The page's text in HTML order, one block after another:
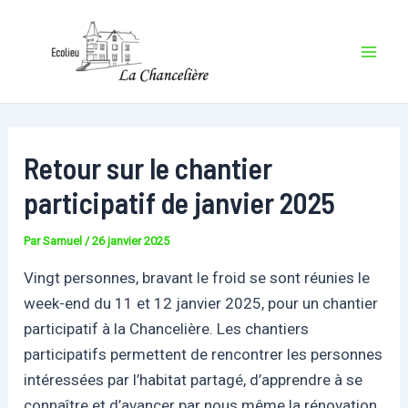
contenu
Retour sur le chantier
participatif de janvier 2025
ParSamuel/26 janvier 2025
Vingt personnes, bravant le froid se sont réunies le
week-end du 11 et 12 janvier 2025, pour un chantier
participatif à la Chancelière. Les chantiers
participatifs permettent de rencontrer les personnes
intéressées par l’habitat partagé, d’apprendre à se